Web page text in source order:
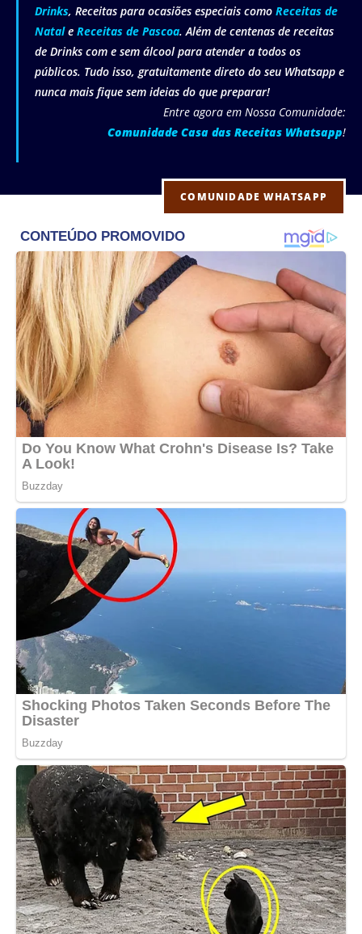
Drinks, Receitas para ocasiões especiais como Receitas de
Natale Receitas de Pascoa. Além de centenas de receitas
de Drinks com e sem álcool para atender a todos os
públicos. Tudo isso, gratuitamente direto do seu Whatsapp e
nunca mais fique sem ideias do que preparar!
Entre agora em Nossa Comunidade:
Comunidade Casa das Receitas Whatsapp!
COMUNIDADE WHATSAPP